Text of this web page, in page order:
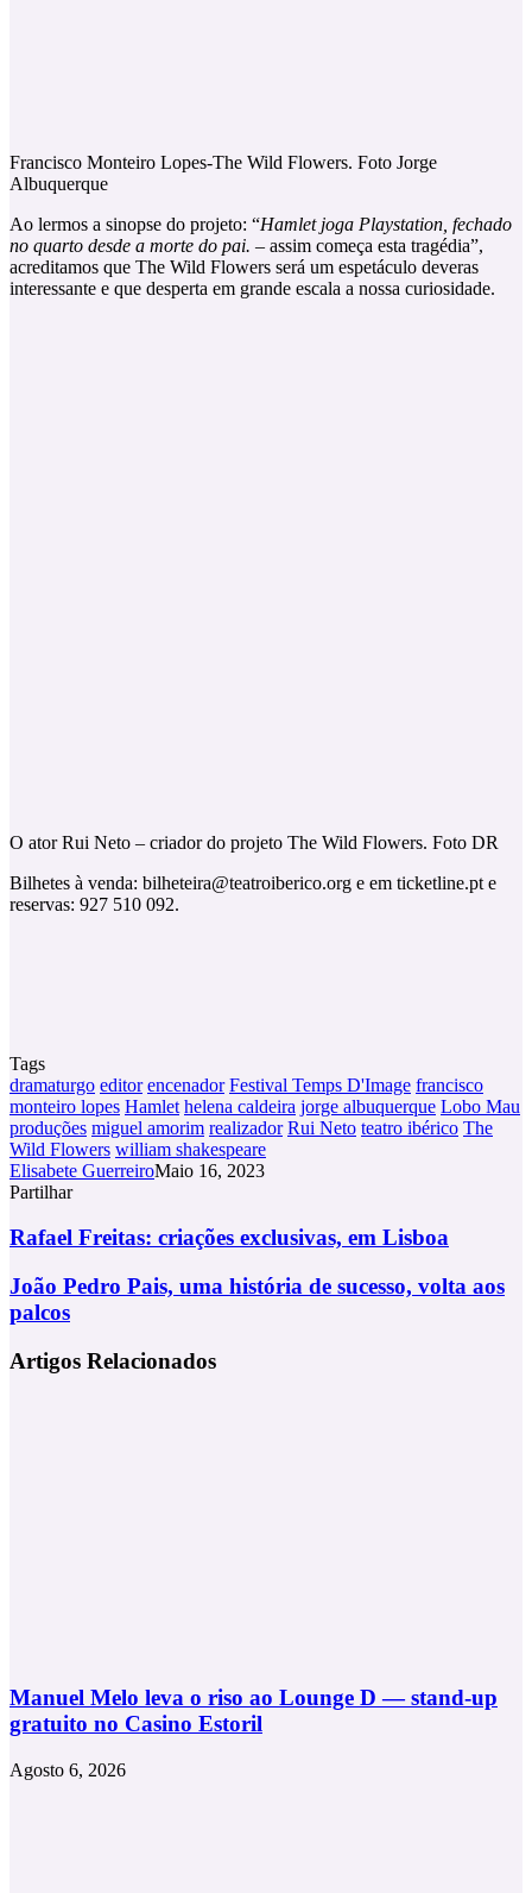
Francisco Monteiro Lopes-The Wild Flowers. Foto Jorge
Albuquerque
Ao lermos a sinopse do projeto: “Hamlet joga Playstation, fechado
no quarto desde a morte do pai. – assim começa esta tragédia”,
acreditamos que The Wild Flowers será um espetáculo deveras
interessante e que desperta em grande escala a nossa curiosidade.
O ator Rui Neto – criador do projeto The Wild Flowers. Foto DR
Bilhetes à venda: bilheteira@teatroiberico.org e em ticketline.pt e
reservas: 927 510 092.
Tags
dramaturgo editor encenador Festival Temps D'Image francisco
monteiro lopes Hamlet helena caldeira jorge albuquerque Lobo Mau
produções miguel amorim realizador Rui Neto teatro ibérico The
Wild Flowers william shakespeare
Elisabete GuerreiroMaio 16, 2023
Partilhar
Via
Rafael
criações
exclusivas,
em
Rafael Freitas: criações exclusivas, em Lisboa
João
Pedro
Pais,
história
João Pedro Pais, uma história de sucesso, volta aos
palcos
Artigos Relacionados
Manuel Melo leva o riso ao Lounge D — stand-up
gratuito no Casino Estoril
Agosto 6, 2026